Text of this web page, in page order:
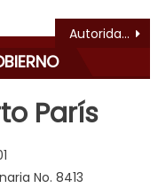
Autoridades y Poder Popular de Naguanagua inspeccionan comercios en Mercado Municipal
París
No. 8413